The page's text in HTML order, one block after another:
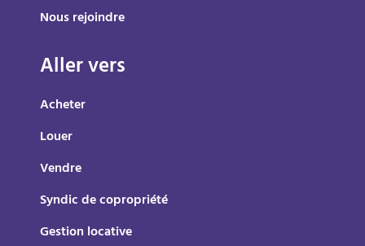
Nous rejoindre
Aller vers
Acheter
Louer
Vendre
Syndic de copropriété
Gestion locative